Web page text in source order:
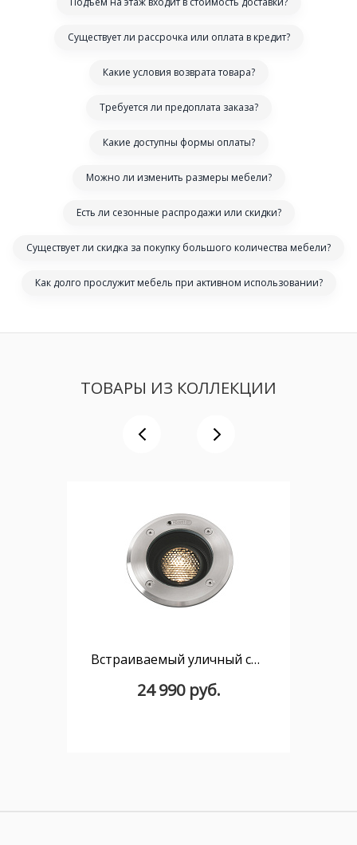
Существует ли рассрочка или оплата в кредит?
Какие условия возврата товара?
Требуется ли предоплата заказа?
Какие доступны формы оплаты?
Можно ли изменить размеры мебели?
Есть ли сезонные распродажи или скидки?
Существует ли скидка за покупку большого количества мебели?
Как долго прослужит мебель при активном использовании?
ТОВАРЫ ИЗ КОЛЛЕКЦИИ
Встраиваемый уличный светильник Geiser серый
24 990 руб.